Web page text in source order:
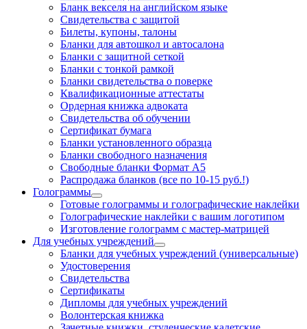
Бланк векселя на английском языке
Свидетельства с защитой
Билеты, купоны, талоны
Бланки для автошкол и автосалона
Бланки с защитной сеткой
Бланки с тонкой рамкой
Бланки свидетельства о поверке
Квалификационные аттестаты
Ордерная книжка адвоката
Свидетельства об обучении
Сертификат бумага
Бланки установленного образца
Бланки свободного назначения
Свободные бланки Формат А5
Распродажа бланков (все по 10-15 руб.!)
Голограммы
Готовые голограммы и голографические наклейки
Голографические наклейки с вашим логотипом
Изготовление голограмм с мастер-матрицей
Для учебных учреждений
Бланки для учебных учреждений (универсальные)
Удостоверения
Свидетельства
Сертификаты
Дипломы для учебных учреждений
Волонтерская книжка